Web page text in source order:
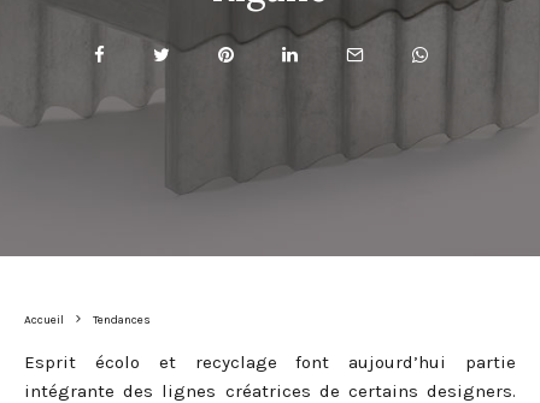
Accueil Tendances
Esprit écolo et recyclage font aujourd’hui partie
intégrante des lignes créatrices de certains designers.